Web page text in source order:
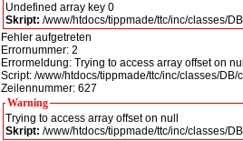
Undefined array key 0
Skript: /www/htdocs/tippmade/ttc/inc/classes/
Fehler aufgetreten
Errornummer: 2
Errormeldung: Trying to access array offset on
Script: /www/htdocs/tippmade/ttc/inc/classes/DB/
Zeilennummer: 627
Warning
Trying to access array offset on null
Skript: /www/htdocs/tippmade/ttc/inc/classes/